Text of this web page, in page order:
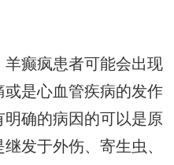
癫疯患者可能会出现
或是心血管疾病的发作
确的病因的可以是原
发于外伤、寄生虫、